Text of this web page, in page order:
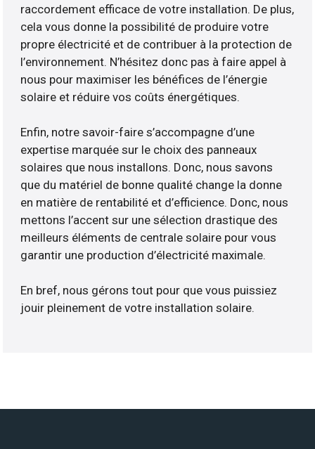
raccordement efficace de votre installation. De plus,
cela vous donne la possibilité de produire votre
propre électricité et de contribuer à la protection de
l’environnement. N’hésitez donc pas à faire appel à
nous pour maximiser les bénéfices de l’énergie
solaire et réduire vos coûts énergétiques.
Enfin, notre savoir-faire s’accompagne d’une
expertise marquée sur le choix des panneaux
solaires que nous installons. Donc, nous savons
que du matériel de bonne qualité change la donne
en matière de rentabilité et d’efficience. Donc, nous
mettons l’accent sur une sélection drastique des
meilleurs éléments de centrale solaire pour vous
garantir une production d’électricité maximale.
En bref, nous gérons tout pour que vous puissiez
jouir pleinement de votre installation solaire.